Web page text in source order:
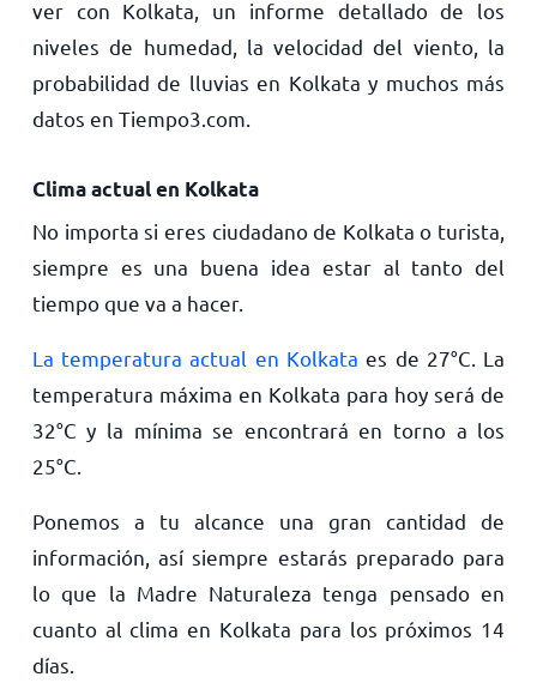
ver con Kolkata, un informe detallado de los
niveles de humedad, la velocidad del viento, la
probabilidad de lluvias en Kolkata y muchos más
datos en Tiempo3.com.
Clima actual en Kolkata
No importa si eres ciudadano de Kolkata o turista,
siempre es una buena idea estar al tanto del
tiempo que va a hacer.
La temperatura actual en Kolkata es de 27°C . La
temperatura máxima en Kolkata para hoy será de
32°C y la mínima se encontrará en torno a los
25°C
Ponemos a tu alcance una gran cantidad de
información, así siempre estarás preparado para
lo que la Madre Naturaleza tenga pensado en
cuanto al clima en Kolkata para los próximos 14
días.